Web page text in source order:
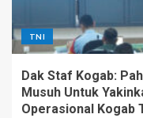
TNI
Dak Staf Kogab:
Musuh Untuk
Operasional Kogab